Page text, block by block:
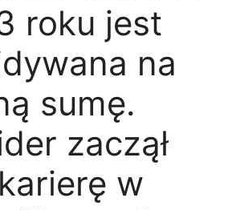
roku jest
na
sumę.
zaczął
w